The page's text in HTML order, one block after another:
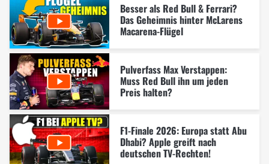
Besser als Red Bull & Ferrari?
Das Geheimnis hinter McLarens
Macarena-Flügel
Pulverfass Max Verstappen:
Muss Red Bull ihn um jeden
Preis halten?
F1-Finale 2026: Europa statt Abu
Dhabi? Apple greift nach
deutschen TV-Rechten!